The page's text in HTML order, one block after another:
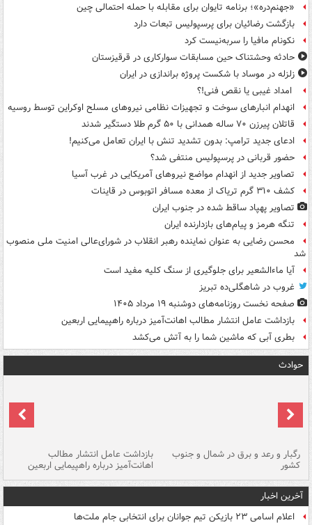
«جهنم‌دره»؛ برنامه تایوان برای مقابله با حمله احتمالی چین
بازگشت رضائیان برای پرسپولیس تبعات دارد
نکونام مافیا را سربه‌نیست کرد
حادثه وحشتناک حین مسابقات سوارکاری در قرقیزستان
زلزله در موساد با شکست پروژه براندازی در ایران
امداد غیبی یا نقص فنی!؟
انهدام انبارهای سوخت و تجهیزات نظامی نیروهای مسلح اوکراین توسط روسیه
قاتلان پیرزن ۷۰ ساله همدانی با ۵۰ گرم طلا دستگیر شدند
ادعای جدید ترامپ: بدون تشدید تنش با ایران تعامل می‌کنیم!
حضور قربانی در پرسپولیس منتفی شد؟
تصاویر جدید از انهدام مواضع نیروهای آمریکایی در غرب آسیا
کشف ۳۱۰ گرم تریاک از معده مسافر اتوبوس در قاینات
تصاویر پهپاد ساقط شده در جنوب ایران
تنگه هرمز و پیام‌های بازدارنده ایران
محسن رضایی به عنوان نماینده رهبر انقلاب در شورای‌عالی امنیت ملی منصوب
شد
آیا ماءالشعیر برای جلوگیری از سنگ کلیه مفید است
غروب در شاهگلی‌ده تبریز
صفحه نخست روزنامه‌های دوشنبه ۱۹ مرداد ۱۴۰۵
بازداشت عامل انتشار مطالب اهانت‌آمیز درباره راهپیمایی اربعین
بطری آبی که ماشین شما را به آتش می‌کشد
حوادث
رگبار و رعد و برق در شمال و جنوب
کشور
بازداشت عامل انتشار مطالب
اهانت‌آمیز درباره راهپیمایی اربعین
آخرین اخبار
اعلام اسامی ۲۳ بازیکن تیم جوانان برای انتخابی جام ملت‌ها